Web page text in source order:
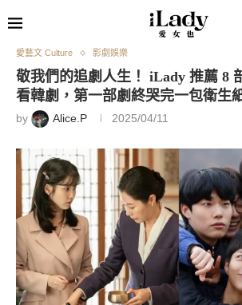
愛藝文 Culture 影劇娛樂
敬我們的追劇人生！ iLady 推薦 8
看韓劇，第一部劇終哭完一包衛生
by Alice.P 2025/04/11